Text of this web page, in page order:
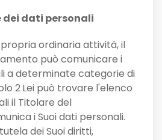
dei dati personali
ordinaria attività, il
può comunicare i
a determinate categorie di
2Lei può trovare l'elenco
il Titolare del
i Suoi dati personali.
dei Suoi diritti,